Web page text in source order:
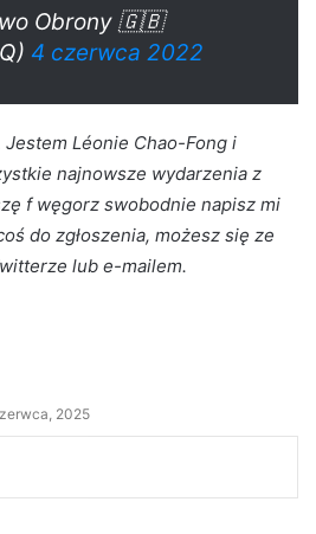
Obrony 🇬🇧
4 czerwca 2022
Léonie Chao-Fong i
najnowsze wydarzenia z
f węgorz swobodnie napisz mi
do zgłoszenia, możesz się ze
lub e-mailem.
2025